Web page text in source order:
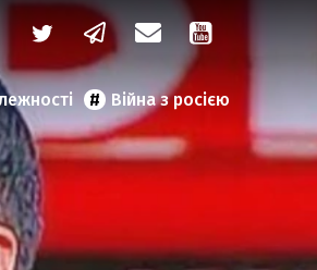
Війна з росією